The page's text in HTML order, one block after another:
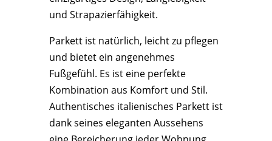
und Strapazierfähigkeit.
Parkett ist natürlich, leicht zu pflegen
und bietet ein angenehmes
Fußgefühl. Es ist eine perfekte
Kombination aus Komfort und Stil.
Authentisches italienisches Parkett ist
dank seines eleganten Aussehens